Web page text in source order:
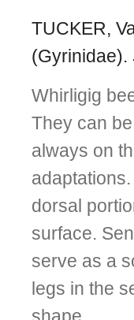
TUCKER,
(Gyrinidae).
Whirligig
They can
always on
dorsal
surface.
serve as a
legs in the